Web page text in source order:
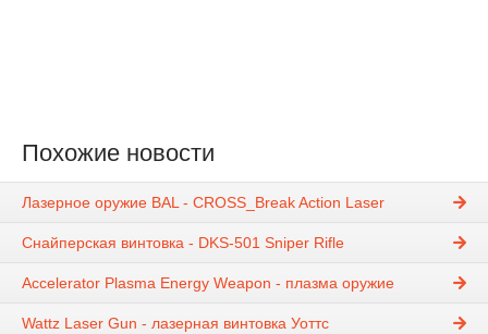
Похожие новости
Лазерное оружие BAL - CROSS_Break Action Laser
Снайперская винтовка - DKS-501 Sniper Rifle
Accelerator Plasma Energy Weapon - плазма оружие
Wattz Laser Gun - лазерная винтовка Уоттс